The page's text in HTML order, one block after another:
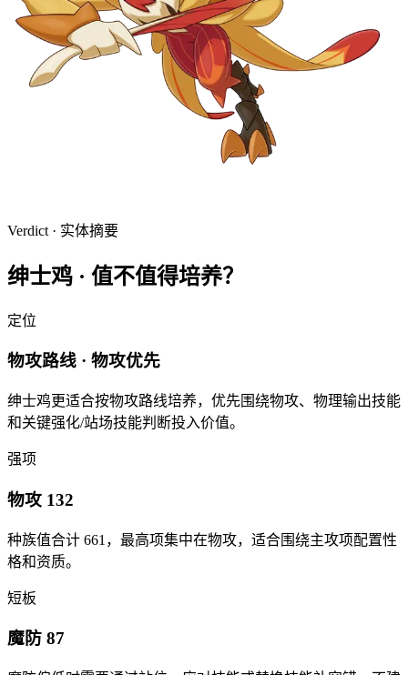
Verdict · 实体摘要
绅士鸡 · 值不值得培养？
定位
物攻路线 · 物攻优先
绅士鸡更适合按物攻路线培养，优先围绕物攻、物理输出技能
和关键强化/站场技能判断投入价值。
强项
物攻 132
种族值合计 661 ，最高项集中在物攻，适合围绕主攻项配置性
格和资质。
短板
魔防 87